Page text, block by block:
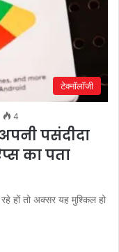
टेक्नॉलॉजी
4
पसंदीदा
का पता
हों तो अक्सर यह मुश्किल हो